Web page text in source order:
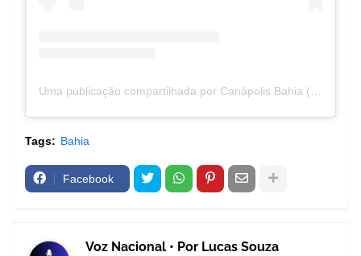
Tags: Bahia
Facebook
Voz Nacional • Por Lucas Souza